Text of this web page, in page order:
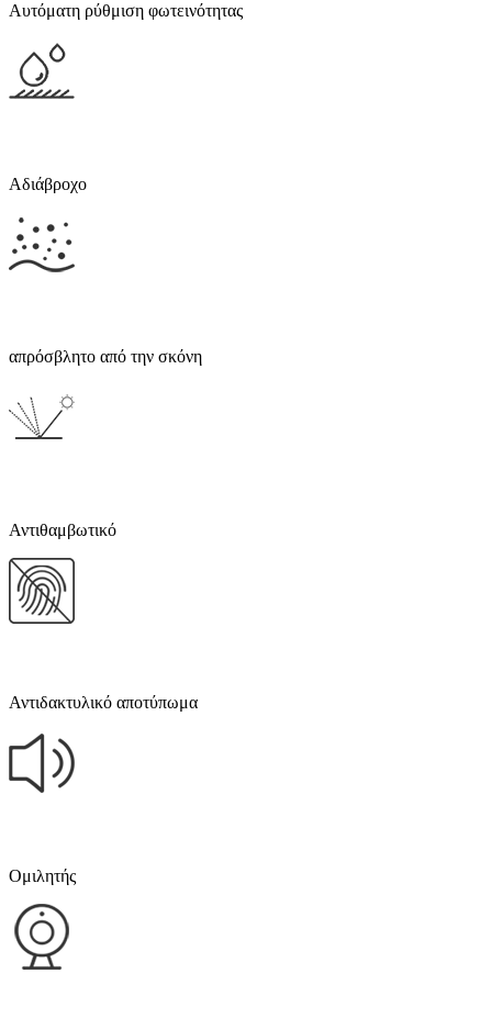
Αυτόματη ρύθμιση φωτεινότητας
Αδιάβροχο
απρόσβλητο από την σκόνη
Αντιθαμβωτικό
Αντιδακτυλικό αποτύπωμα
Ομιλητής